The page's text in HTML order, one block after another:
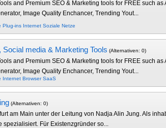
and Premium SEO & Marketing tools for FREE such
Image Quality Enchancer, Trending Yout...
Plug-ins Internet Soziale Netze
media & Marketing Tools (Alternativen: 0)
and Premium SEO & Marketing tools for FREE such
Image Quality Enchancer, Trending Yout...
Internet Browser SaaS
(Alternativen: 0)
am Main unter der Leitung von Nadja Alin Jung. Als
Für Existenzgründer so...